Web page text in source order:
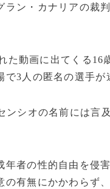
ン・カナリアの裁
た動画に出てくる16
3人の匿名の選手が
シオの名前には言
者の性的自由を侵
有無にかかわらず